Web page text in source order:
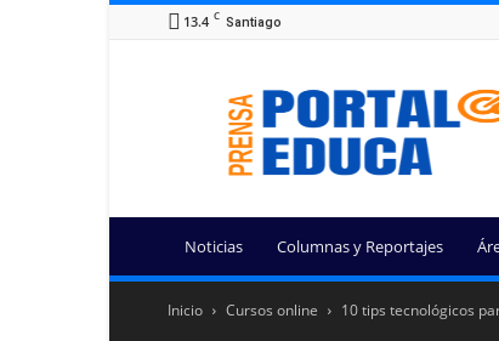
13.4 C Santiago
Portal
Educa
Noticias Columnas y Reportajes
Inicio Cursos online 10 tips tecnológicos